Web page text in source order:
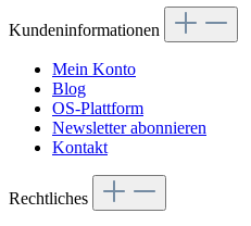
Kundeninformationen
Mein Konto
Blog
OS-Plattform
Newsletter abonnieren
Kontakt
Rechtliches